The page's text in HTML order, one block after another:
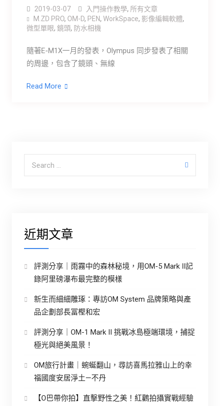
2019-03-07 入門操作教學, 所有文章
M.ZD PRO, OM-D, PEN, WorkSpace, 影像編輯軟體,
微型單眼, 鏡頭, 防水相機
隨著E-M1X一月的發表，Olympus 同步發表了相關
的周邊，包含了鏡頭、無線
Read More
近期文章
評測分享｜雨霧中的森林秘境，用OM-5 Mark II記
錄阿里磅瀑布最完整的模樣
新生而細細雕琢：專訪OM System 品牌策略與產
品企劃部長冨樫和宏
評測分享｜OM-1 Mark II 挑戰冰島極端環境，捕捉
極光與絕美風景！
OM旅行計畫｜蜿蜒翻山，尋訪喜馬拉雅山上的幸
福國度安居淨土—不丹
【O巴帶你拍】直擊野性之美！紅鸛拍攝實戰經驗